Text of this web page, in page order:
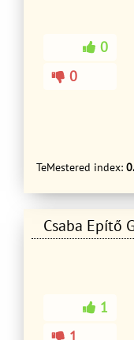
0
0
TeMestered index:
Csaba Epítő
1
1